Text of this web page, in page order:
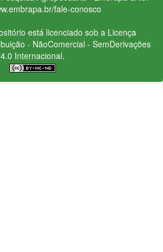
fale-conosco
está licenciado sob a Licença
- NãoComercial - SemDerivações
4.0 Internacional.